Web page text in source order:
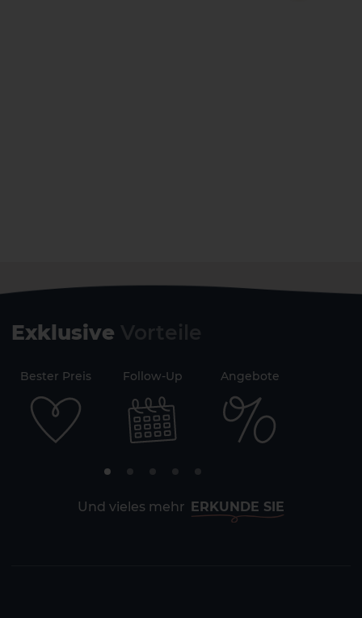
Exklusive
Und vieles mehr ERKUNDE SIE
Bester Preis Follow-Up Angebote